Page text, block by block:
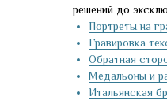
решений до
Портреты на
Гравировка
Обратная
Медальоны и
Итальянская